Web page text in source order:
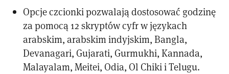
Opcje czcionki pozwalają dostosować godzinę
za pomocą 12 skryptów cyfr w językach
arabskim, arabskim indyjskim, Bangla,
Devanagari, Gujarati, Gurmukhi, Kannada,
Malayalam, Meitei, Odia, Ol Chiki i Telugu.